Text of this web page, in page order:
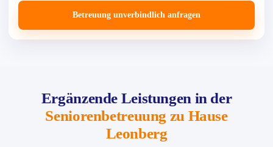
Betreuung unverbindlich anfragen
Ergänzende Leistungen in der
Seniorenbetreuung zu Hause
Leonberg